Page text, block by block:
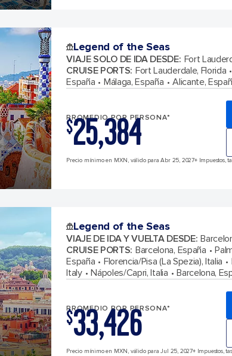
Legend of the Seas
VIAJE SOLO DE IDA DESDE: Fort
CRUISE PORTS: Fort Lauderdale, Florida
España
Málaga, España Alicante,
PROMEDIO POR PERSONA*
$25,384
Precio mínimo en MXN, válido para Abr 25, 2027+ Impuestos,
Legend of the Seas
VIAJE DE IDA Y VUELTA DESDE:
CRUISE PORTS: Barcelona, España
España
Florencia/Pisa (La Spezia), Italia
Italy
Nápoles/Capri, Italia Barcelona,
PROMEDIO POR PERSONA*
$33,426
Precio mínimo en MXN, válido para Jul 25, 2027+ Impuestos,